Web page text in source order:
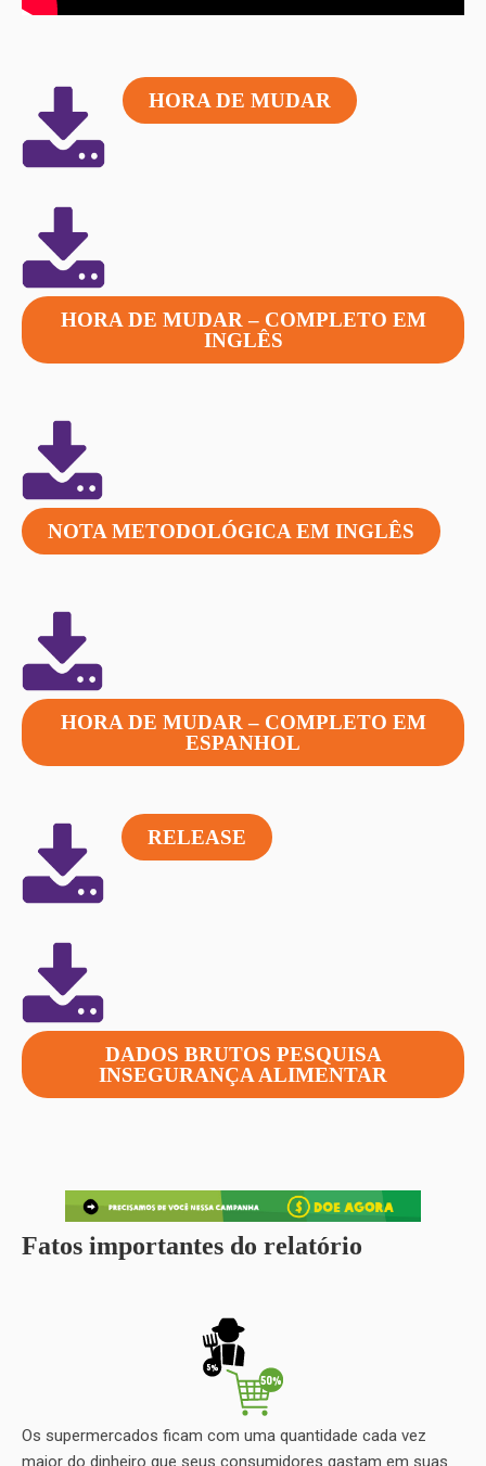
HORA DE MUDAR
HORA DE MUDAR – COMPLETO EM
INGLÊS
NOTA METODOLÓGICA EM INGLÊS
HORA DE MUDAR – COMPLETO EM
ESPANHOL
RELEASE
DADOS BRUTOS PESQUISA
INSEGURANÇA ALIMENTAR
Fatos importantes do relatório
Os supermercados ficam com uma quantidade cada vez
maior do dinheiro que seus consumidores gastam em suas